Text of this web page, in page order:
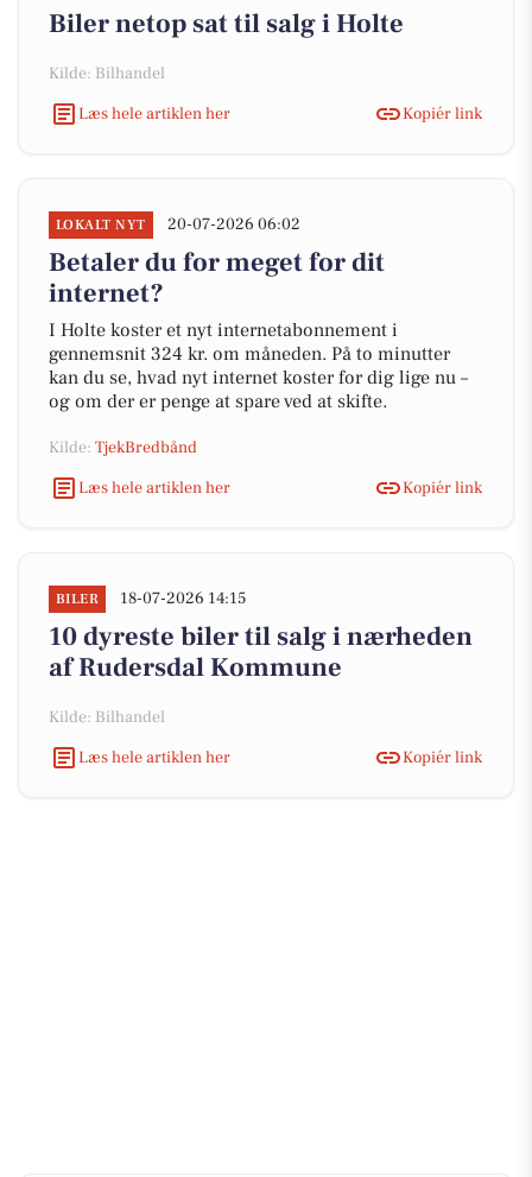
Biler netop sat til salg i Holte
Kilde: Bilhandel
Læs hele artiklen her
Kopiér link
LOKALT NYT 20-07-2026 06:02
Betaler du for meget for dit
internet?
I Holte koster et nyt internetabonnement i
gennemsnit 324 kr. om måneden. På to minutter
kan du se, hvad nyt internet koster for dig lige nu –
og om der er penge at spare ved at skifte.
Kilde: TjekBredbånd
Læs hele artiklen her
Kopiér link
BILER 18-07-2026 14:15
10 dyreste biler til salg i nærheden
af Rudersdal Kommune
Kilde: Bilhandel
Læs hele artiklen her
Kopiér link